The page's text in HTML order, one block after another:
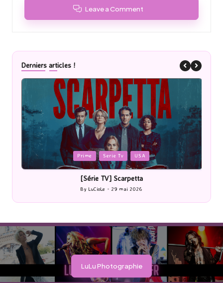
Leave a Comment
Derniers articles !
Posted
in
Prime Serie Tv USA
[Série TV] Scarpetta
Posted
by
By LuCioLe 29 mai 2026
LuLu Photographie